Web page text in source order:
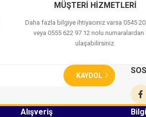
MÜŞTERİ HİZMETLERİ
Daha fazla bilgiye ihtiyacınız varsa 0545
veya 0555 622 97 12 nolu numaralardan
ulaşabilirsiniz.
KAYDOL
Alışveriş Bilgi